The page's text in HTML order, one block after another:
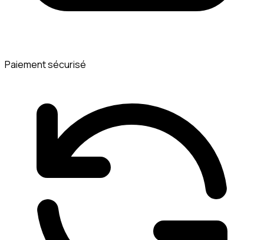
Paiement sécurisé